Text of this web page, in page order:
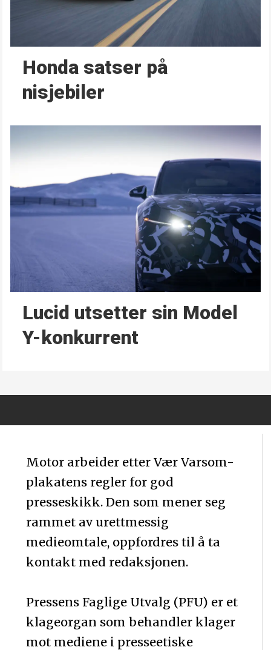
Honda satser på
nisjebiler
Lucid utsetter sin Model
Y-konkurrent
Motor arbeider etter Vær Varsom-
plakatens regler for god
presseskikk. Den som mener seg
rammet av urettmessig
medieomtale, oppfordres til å ta
kontakt med redaksjonen.
Pressens Faglige Utvalg (PFU) er et
klageorgan som behandler klager
mot mediene i presseetiske